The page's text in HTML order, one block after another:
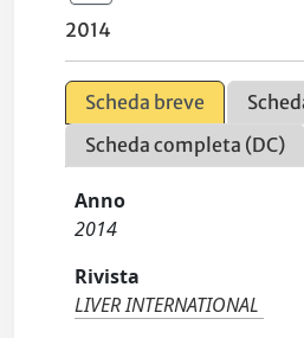
2014
Scheda breve
Scheda completa (DC)
Anno
2014
Rivista
LIVER INTERNATIONAL